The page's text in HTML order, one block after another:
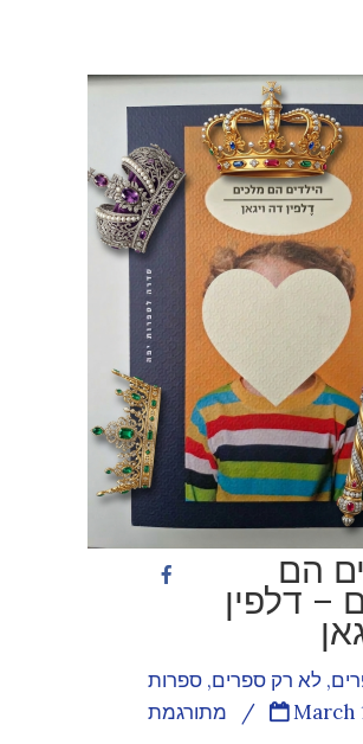
הם
– דלפין
, לא רק ספרים, ספרות
מתורגמת
/ March